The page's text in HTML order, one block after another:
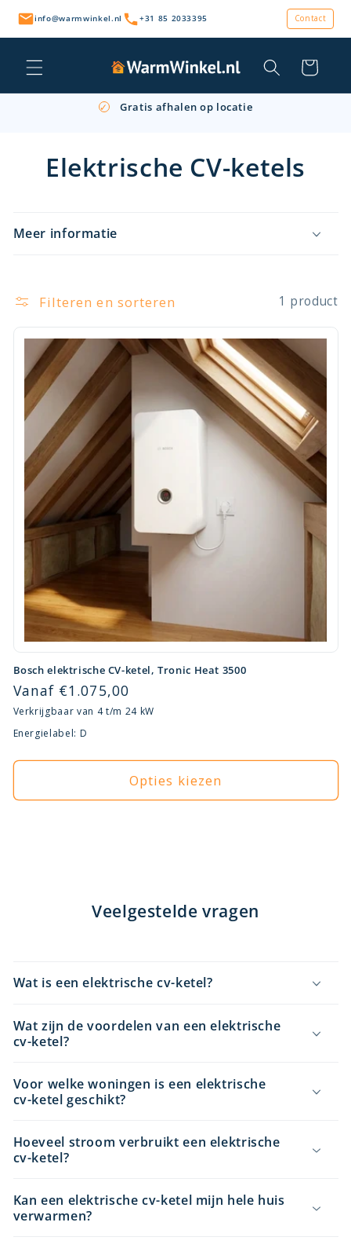
naar de
content
info@warmwinkel.nl +31 85 2033395 Contact
Winkelwagen
Persoonlijk advies & snelle levering
✓ Gratis afhalen op locatie
Elektrische CV-ketels
k
p
b
Meer informatie
Filteren en sorteren 1 product
Bosch elektrische CV-ketel, Tronic Heat 3500
Normale
prijs
Vanaf €1.075,00
Verkrijgbaar van 4 t/m 24 kW
Energielabel: D
Opties kiezen
Veelgestelde vragen
Wat is een elektrische cv-ketel?
Wat zijn de voordelen van een elektrische
cv-ketel?
Voor welke woningen is een elektrische
cv-ketel geschikt?
Hoeveel stroom verbruikt een elektrische
cv-ketel?
Kan een elektrische cv-ketel mijn hele huis
verwarmen?